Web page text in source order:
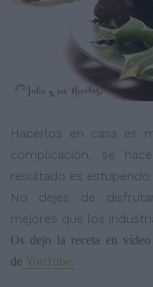
Hacerlos en casa es
complicación, se
resultado es estupendo.
No dejes de
mejores que los
Os dejo la receta en
de YouTube.